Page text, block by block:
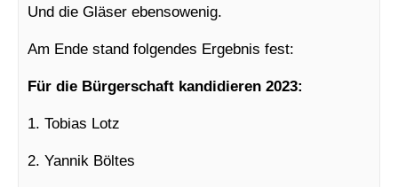
Und die Gläser ebensowenig.
Am Ende stand folgendes Ergebnis fest:
Für die Bürgerschaft kandidieren 2023:
1. Tobias Lotz
2. Yannik Böltes